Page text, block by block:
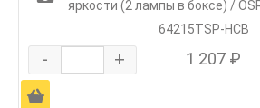
яркости (2 лампы в боксе) /
64215TSP-HCB
- + 1 207 ₽
Ä